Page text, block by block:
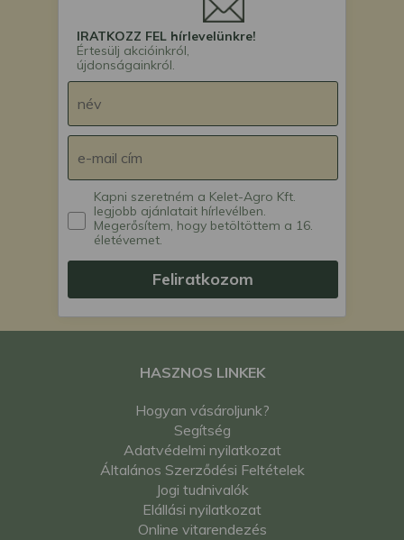
IRATKOZZ FEL hírlevelünkre!
Értesülj akcióinkról,
újdonságainkról.
Kapni szeretném a Kelet-Agro Kft.
legjobb ajánlatait hírlevélben.
Megerősítem, hogy betöltöttem a 16.
életévemet.
Feliratkozom
HASZNOS LINKEK
Hogyan vásároljunk?
Segítség
Adatvédelmi nyilatkozat
Általános Szerződési Feltételek
Jogi tudnivalók
Elállási nyilatkozat
Online vitarendezés